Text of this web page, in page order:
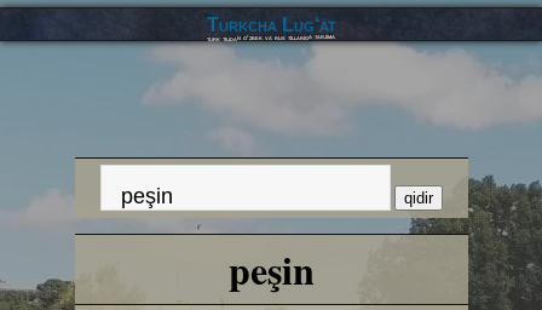
Turkcha Lug‘at
turk tilidan o‘zbek va rus tillariga tarjima
peşin